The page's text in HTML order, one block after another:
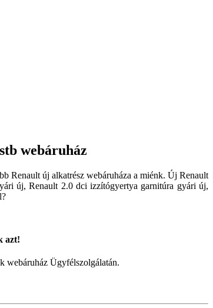
webáruház
Renault új alkatrész webáruháza a miénk. Új Renault
új, Renault 2.0 dci izzítógyertya garnitúra gyári új,
azt!
webáruház Ügyfélszolgálatán.